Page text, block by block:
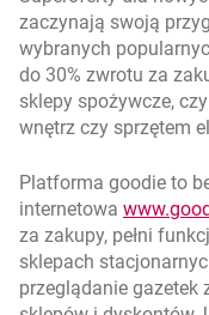
zaczynają swoją
wybranych
do 30% zwrotu za
sklepy spożywcze,
wnętrz czy sprzętem
Platforma goodie to
internetowa
za zakupy, pełni
sklepach
przeglądanie gazetek